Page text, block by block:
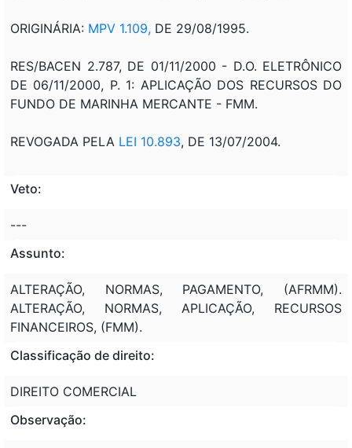
ORIGINÁRIA: MPV 1.109, DE 29/08/1995.
RES/BACEN 2.787, DE 01/11/2000 - D.O. ELETRÔNICO
DE 06/11/2000, P. 1: APLICAÇÃO DOS RECURSOS DO
FUNDO DE MARINHA MERCANTE - FMM.
REVOGADA PELA LEI 10.893, DE 13/07/2004.
Veto:
---
Assunto:
ALTERAÇÃO, NORMAS, PAGAMENTO, (AFRMM).
ALTERAÇÃO, NORMAS, APLICAÇÃO, RECURSOS
FINANCEIROS, (FMM).
Classificação de direito:
DIREITO COMERCIAL
Observação: